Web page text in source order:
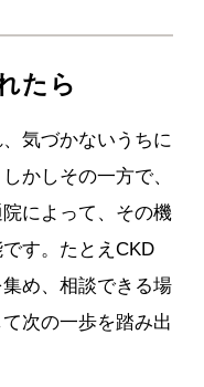
たら
気づかないうちに
かしその一方で、
によって、その機
す。たとえCKD
め、相談できる場
次の一歩を踏み出